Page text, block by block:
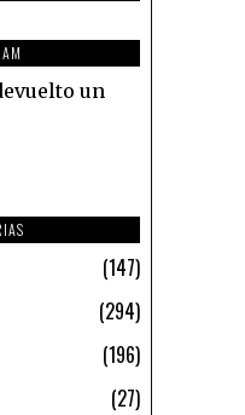
un
147
294
196
27